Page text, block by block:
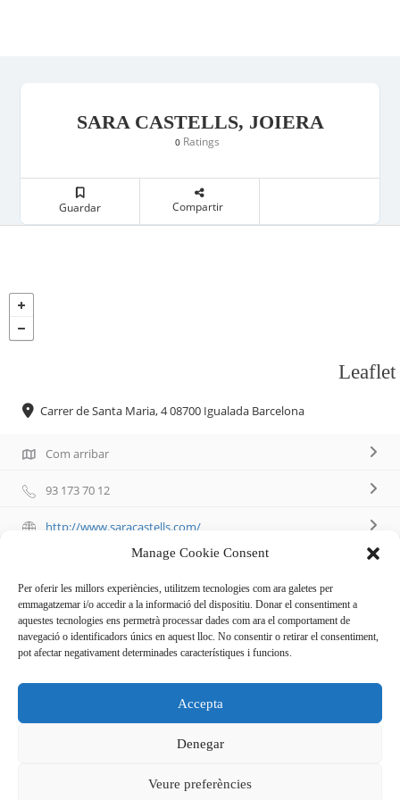
Manage Cookie Consent
Per oferir les millors experiències, utilitzem tecnologies com ara galetes per
emmagatzemar i/o accedir a la informació del dispositiu. Donar el consentiment a
aquestes tecnologies ens permetrà processar dades com ara el comportament de
navegació o identificadors únics en aquest lloc. No consentir o retirar el consentiment,
pot afectar negativament determinades característiques i funcions.
Accepta
Denegar
Veure preferències
SARA CASTELLS, JOIERA
0 Ratings
Guardar Compartir
Leaflet
Carrer de Santa Maria, 4 08700 Igualada Barcelona
Com arribar
93 173 70 12
http://www.saracastells.com/
Descripció
Joieria d’autor, disseny de joies exclusives, joies
personalitzades i artesanes.